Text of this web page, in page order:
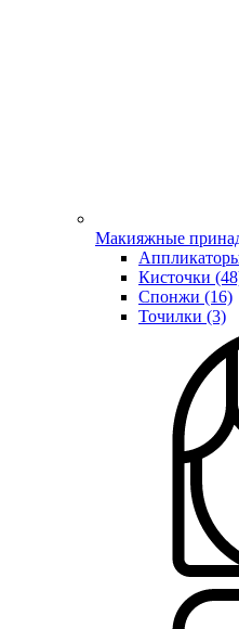
Макияжные
Кисточки
Спонжи (16)
Точилки (3)